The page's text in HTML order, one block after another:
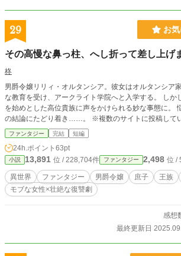
29 お
その高慢な鼻っ柱、へし折って差し上げ
柊
男爵令嬢リリィ・オルタンシア。彼女はオルタンシア
な教育を受け、アークライト学院へと入学する。 しか
を始めとした高位貴族に声をかけられる妙な事態に。
の結論にたどり着き……。 ※複数のサイトに投稿してい
ファンタジー 完結 短編
24h.ポイント 63pt
小説 13,891 位 / 228,704件 ファンタジー 2,498 位 /
異世界 ファンタジー 男爵令嬢 庶子 王族
モブな女性×壮絶な復讐劇
感想
最終更新日